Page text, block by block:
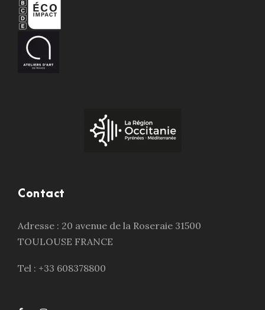
Contact
Adresse : 20 avenue de la Roseraie 31500
TOULOUSE FRANCE
Tel : +33 608378800